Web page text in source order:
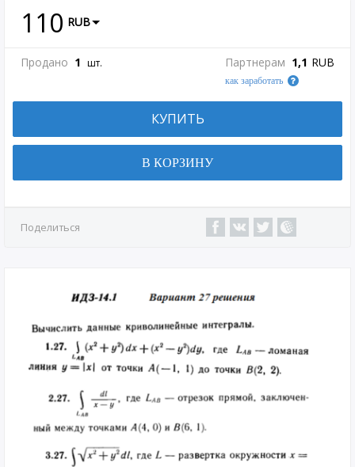
110 RUB
Продано 1 шт. Партнерам 1,1 RUB
как заработать
КУПИТЬ
В КОРЗИНУ
Поделиться